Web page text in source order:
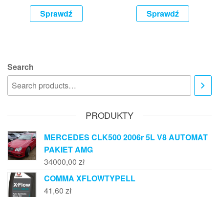
Sprawdź Sprawdź
Search
PRODUKTY
MERCEDES CLK500 2006r 5L V8 AUTOMAT
PAKIET AMG
34000,00 zł
COMMA XFLOWTYPELL
41,60 zł